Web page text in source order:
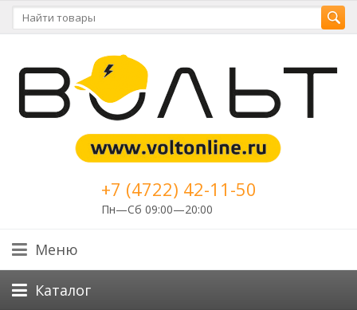
+7 (4722) 42-11-50
Пн—Сб 09:00—20:00
Меню
Каталог